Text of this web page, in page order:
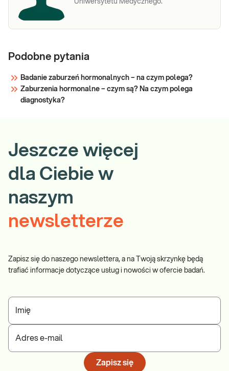
Uniwersytetu Medycznego.
Podobne pytania
Badanie zaburzeń hormonalnych – na czym polega?
Zaburzenia hormonalne – czym są? Na czym polega
diagnostyka?
Jeszcze więcej
dla Ciebie w
naszym
newsletterze
Zapisz się do naszego newslettera, a na Twoją skrzynkę będą
trafiać informacje dotyczące usług i nowości w ofercie badań.
Imię
Adres e-mail
Zapisz się